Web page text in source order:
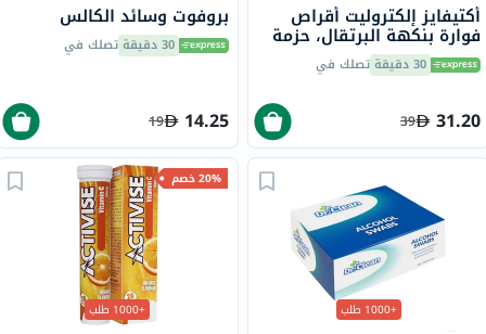
أكتيفايز إلكتروليت أقراص
فوارة بنكهة البرتقال، حزمة
من 20 30 دقيقة تصلك في
31.20
39
بروفوت وسائد الكالس
30 دقيقة تصلك في
14.25
19
+1000 طلب
20% خصم
+1000 طلب